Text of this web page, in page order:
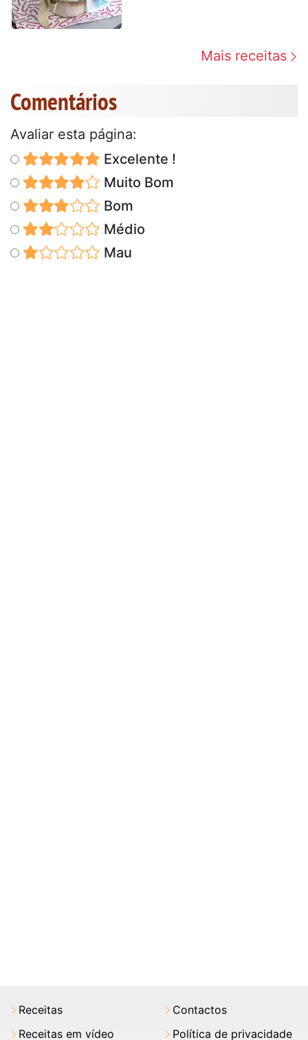
Mais receitas
Comentários
Avaliar esta página:
Excelente !
Muito Bom
Bom
Médio
Mau
Receitas
Receitas em vídeo
Contactos
Política de privacidade